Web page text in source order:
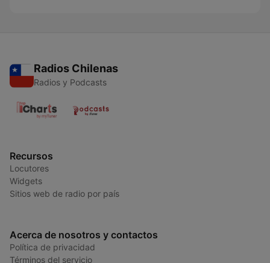
Radios Chilenas
Radios y Podcasts
Recursos
Locutores
Widgets
Sitios web de radio por país
Acerca de nosotros y contactos
Política de privacidad
Términos del servicio